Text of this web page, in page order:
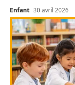
Enfant 30 avril 2026